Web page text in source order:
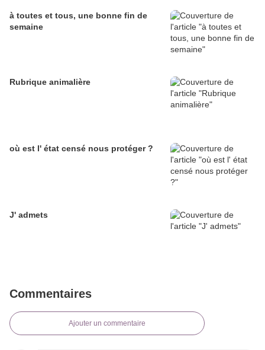
à toutes et tous, une bonne fin de
semaine
Rubrique animalière
où est l' état censé nous protéger ?
J' admets
Commentaires
Ajouter un commentaire